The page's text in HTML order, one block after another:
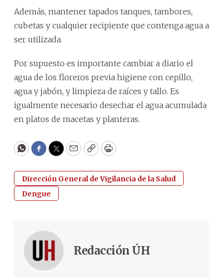
Además, mantener tapados tanques, tambores,
cubetas y cualquier recipiente que contenga agua a
ser utilizada.
Por supuesto es importante cambiar a diario el
agua de los floreros previa higiene con cepillo,
agua y jabón, y limpieza de raíces y tallo. Es
igualmente necesario desechar el agua acumulada
en platos de macetas y planteras.
WhatsApp
Facebook
Twitter
EmailCopyPrint
Dirección General de Vigilancia de la Salud
Dengue
Redacción ÚH